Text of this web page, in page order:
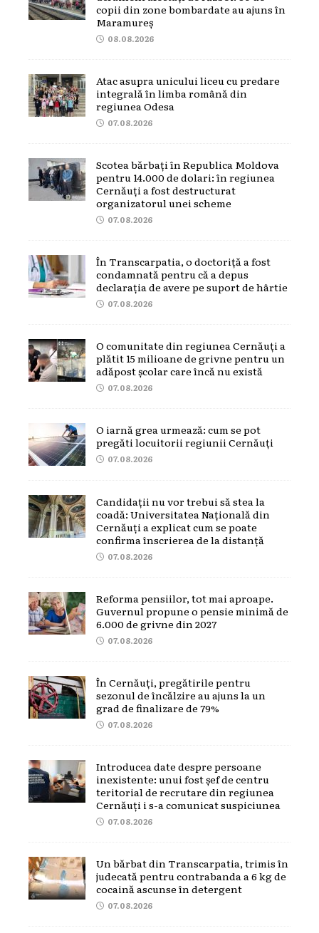
copii din zone bombardate au ajuns în
Maramureș
08.08.2026
Atac asupra unicului liceu cu predare
integrală în limba română din
regiunea Odesa
07.08.2026
Scotea bărbați în Republica Moldova
pentru 14.000 de dolari: în regiunea
Cernăuți a fost destructurat
organizatorul unei scheme
07.08.2026
În Transcarpatia, o doctoriță a fost
condamnată pentru că a depus
declarația de avere pe suport de hârtie
07.08.2026
O comunitate din regiunea Cernăuți a
plătit 15 milioane de grivne pentru un
adăpost școlar care încă nu există
07.08.2026
O iarnă grea urmează: cum se pot
pregăti locuitorii regiunii Cernăuți
07.08.2026
Candidații nu vor trebui să stea la
coadă: Universitatea Națională din
Cernăuți a explicat cum se poate
confirma înscrierea de la distanță
07.08.2026
Reforma pensiilor, tot mai aproape.
Guvernul propune o pensie minimă de
6.000 de grivne din 2027
07.08.2026
În Cernăuți, pregătirile pentru
sezonul de încălzire au ajuns la un
grad de finalizare de 79%
07.08.2026
Introducea date despre persoane
inexistente: unui fost șef de centru
teritorial de recrutare din regiunea
Cernăuți i s-a comunicat suspiciunea
07.08.2026
Un bărbat din Transcarpatia, trimis în
judecată pentru contrabanda a 6 kg de
cocaină ascunse în detergent
07.08.2026